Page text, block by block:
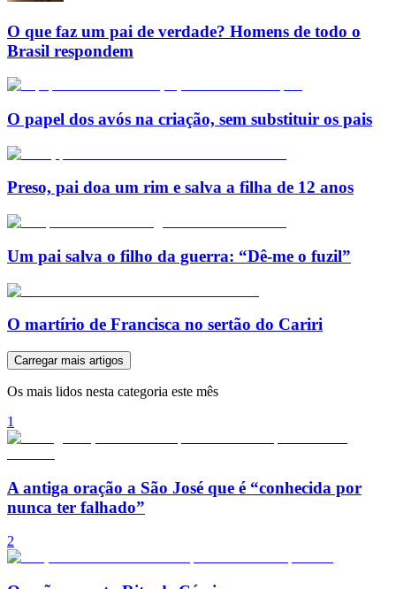
O que faz um pai de verdade? Homens de todo o
Brasil respondem
O papel dos avós na criação, sem substituir os pais
Preso, pai doa um rim e salva a filha de 12 anos
Um pai salva o filho da guerra: “Dê-me o fuzil”
O martírio de Francisca no sertão do Cariri
Carregar mais artigos
Os mais lidos nesta categoria este mês
1
A antiga oração a São José que é “conhecida por
nunca ter falhado”
2